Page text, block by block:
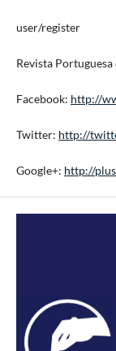
user/register
Revista
Facebook: http://
Twitter: http://
Google+: http://